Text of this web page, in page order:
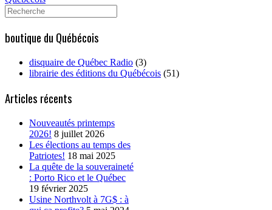
Search
for:
boutique du Québécois
disquaire de Québec Radio (3)
librairie des éditions du Québécois (51)
Articles récents
Nouveautés printemps
2026! 8 juillet 2026
Les élections au temps des
Patriotes! 18 mai 2025
La quête de la souveraineté
: Porto Rico et le Québec
19 février 2025
Usine Northvolt à 7G$ : à